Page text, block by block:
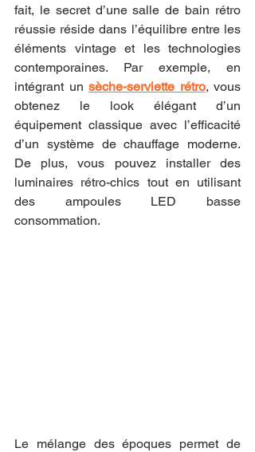
fait, le secret d’une salle de bain rétro
réussie réside dans l’équilibre entre les
éléments vintage et les technologies
contemporaines. Par exemple, en
intégrant un sèche-serviette rétro, vous
obtenez le look élégant d’un
équipement classique avec l’efficacité
d’un système de chauffage moderne.
De plus, vous pouvez installer des
luminaires rétro-chics tout en utilisant
des ampoules LED basse
consommation.
Le mélange des époques permet de